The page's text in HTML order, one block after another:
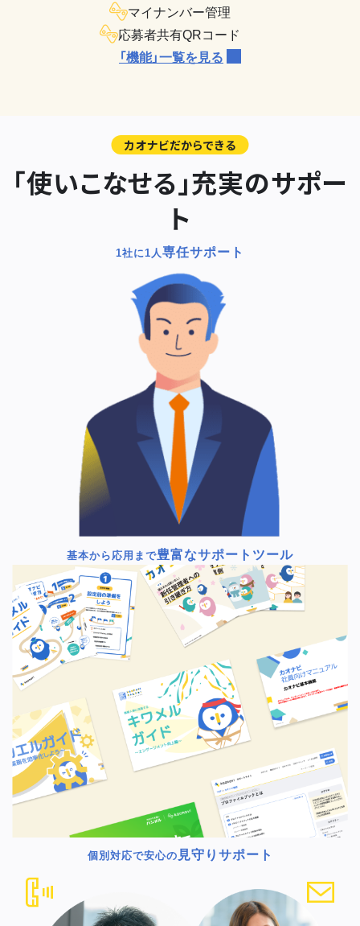
マイナンバー管理
応募者共有QRコード
「機能」一覧を見る
カオナビだからできる
「使いこなせる」充実のサポー
ト
1社に1人専任サポート
基本から応用まで豊富なサポートツール
個別対応で安心の 見守りサポート